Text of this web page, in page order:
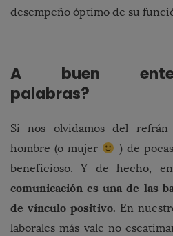
desempeño óptimo de su
A buen
palabras?
Si nos olvidamos del
hombre (o mujer
) de
beneficioso. Y de hecho,
comunicación es una de las
de vínculo positivo. En
laborales más vale no